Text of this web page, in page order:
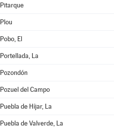
Pitarque
Plou
Pobo, El
Portellada, La
Pozondón
Pozuel del Campo
Puebla de Híjar, La
Puebla de Valverde, La